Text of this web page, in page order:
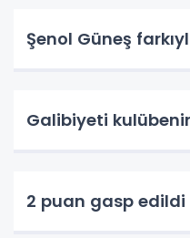
Şenol Güneş
Galibiyeti
2 puan gasp edildi